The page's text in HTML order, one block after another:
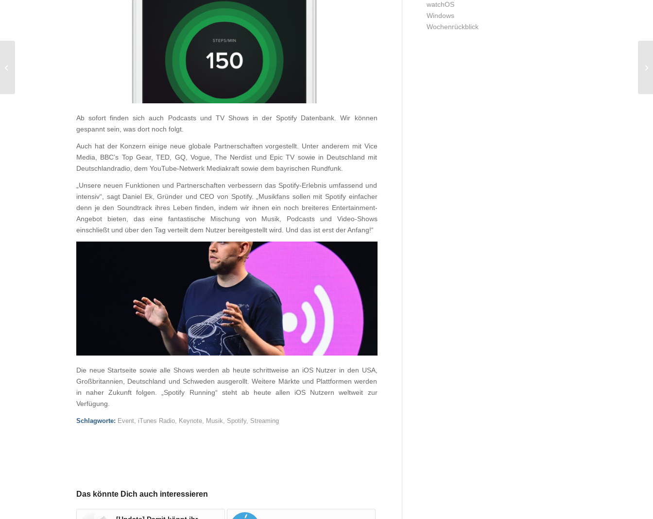
Ab sofort finden sich auch Podcasts und TV Shows in der Spotify Datenbank. Wir können
gespannt sein, was dort noch folgt.
Auch hat der Konzern einige neue globale Partnerschaften vorgestellt. Unter anderem mit Vice
Media, BBC’s Top Gear, TED, GQ, Vogue, The Nerdist und Epic TV sowie in Deutschland mit
Deutschlandradio, dem YouTube-Netwerk Mediakraft sowie dem bayrischen Rundfunk.
„Unsere neuen Funktionen und Partnerschaften verbessern das Spotify-Erlebnis umfassend und
intensiv“, sagt Daniel Ek, Gründer und CEO von Spotify. „Musikfans sollen mit Spotify einfacher
denn je den Soundtrack ihres Leben finden, indem wir ihnen ein noch breiteres Entertainment-
Angebot bieten, das eine fantastische Mischung von Musik, Podcasts und Video-Shows
einschließt und über den Tag verteilt dem Nutzer bereitgestellt wird. Und das ist erst der Anfang!“
Die neue Startseite sowie alle Shows werden ab heute schrittweise an iOS Nutzer in den USA,
Großbritannien, Deutschland und Schweden ausgerollt. Weitere Märkte und Plattformen werden
in naher Zukunft folgen. „Spotify Running“ steht ab heute allen iOS Nutzern weltweit zur
Verfügung.
Schlagworte: Event, iTunes Radio, Keynote, Musik, Spotify, Streaming
Das könnte Dich auch interessieren
watchOS
Windows
Wochenrückblick